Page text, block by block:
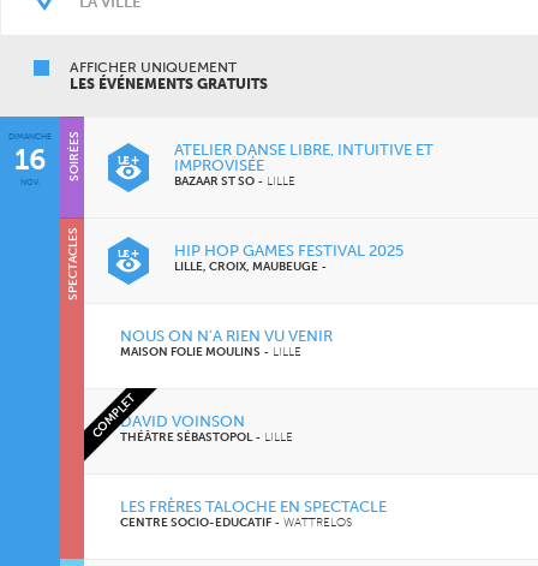
AFFICHER UNIQUEMENT
LES ÉVÉNEMENTS GRATUITS
DIMANCHE
16
NOV. CONCERTS
ATELIER DANSE LIBRE, INTUITIVE ET
IMPROVISÉE
BAZAAR ST SO - LILLE
SOIRÉES
HIP HOP GAMES FESTIVAL 2025
LILLE, CROIX, MAUBEUGE -
NOUS ON N’A RIEN VU VENIR
MAISON FOLIE MOULINS - LILLE
COMPLETDAVID VOINSON
THÉÂTRE SÉBASTOPOL- LILLE
LES FRÈRES TALOCHE EN SPECTACLE
CENTRE SOCIO-EDUCATIF - WATTRELOS
SPECTACLES